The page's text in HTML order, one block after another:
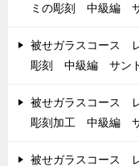
ミの彫刻 中級編 サ
被せガラスコース
彫刻 中級編 サンド
被せガラスコース
彫刻加工 中級編 サ
被せガラスコース